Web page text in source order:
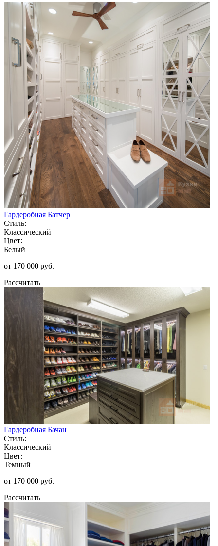
Гардеробная Батчер
Стиль:
Классический
Цвет:
Белый
от 170 000 руб.
Рассчитать
Гардеробная Бачан
Стиль:
Классический
Цвет:
Темный
от 170 000 руб.
Рассчитать